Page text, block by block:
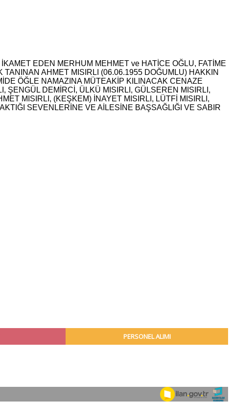
EDEN MERHUM MEHMET ve HATİCE OĞLU, FATİME
AHMET MISIRLI (06.06.1955 DOĞUMLU) HAKKIN
ÖĞLE NAMAZINA MÜTEAKİP KILINACAK CENAZE
ŞENGÜL DEMİRCİ, ÜLKÜ MISIRLI, GÜLSEREN MISIRLI,
MISIRLI, (KEŞKEM) İNAYET MISIRLI, LÜTFİ MISIRLI,
SEVENLERİNE VE AİLESİNE BAŞSAĞLIĞI VE SABIR